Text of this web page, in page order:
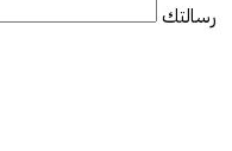
رسالتك